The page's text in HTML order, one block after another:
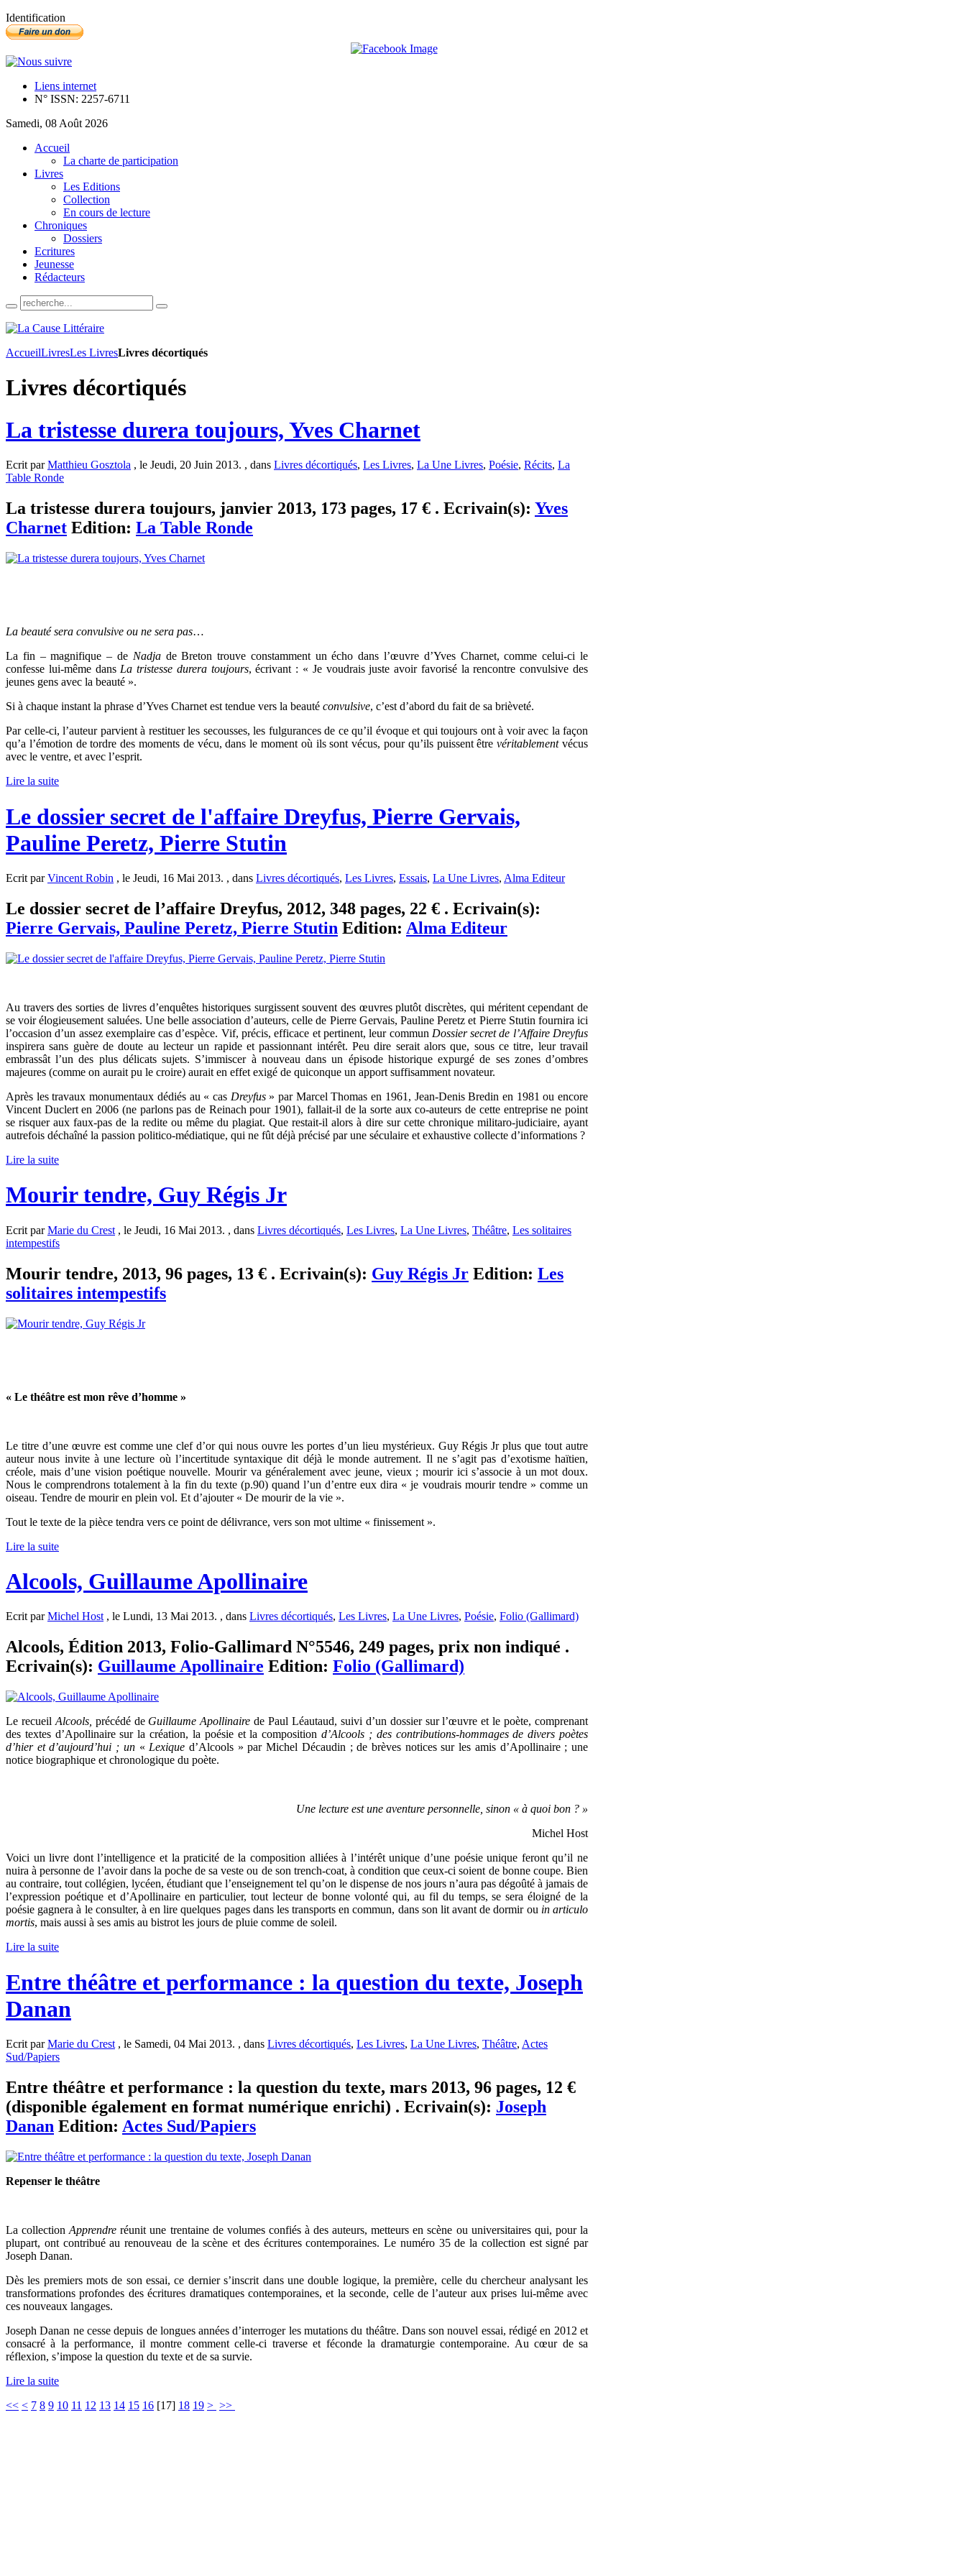
Identification
Liens internet
N° ISSN: 2257-6711
Samedi, 08 Août 2026
Accueil
La charte de participation
Livres
Les Editions
Collection
En cours de lecture
Chroniques
Dossiers
Ecritures
Jeunesse
Rédacteurs
AccueilLivresLes LivresLivres décortiqués
Livres décortiqués
La tristesse durera toujours, Yves Charnet
Ecrit parMatthieu Gosztola , le Jeudi, 20 Juin 2013. , dans Livres décortiqués, Les Livres, La Une Livres, Poésie, Récits, La
Table Ronde
La tristesse durera toujours, janvier 2013, 173 pages, 17 € . Ecrivain(s): Yves
Charnet Edition: La Table Ronde
La beauté sera convulsive ou ne sera pas…
La fin – magnifique – de Nadja de Breton trouve constamment un écho dans l’œuvre d’Yves Charnet, comme celui-ci le
confesse lui-même dans La tristesse durera toujours, écrivant : « Je voudrais juste avoir favorisé la rencontre convulsive des
jeunes gens avec la beauté ».
Si à chaque instant la phrase d’Yves Charnet est tendue vers la beauté convulsive, c’est d’abord du fait de sa brièveté.
Par celle-ci, l’auteur parvient à restituer les secousses, les fulgurances de ce qu’il évoque et qui toujours ont à voir avec la façon
qu’a l’émotion de tordre des moments de vécu, dans le moment où ils sont vécus, pour qu’ils puissent êtrevéritablementvécus
avec le ventre, et avec l’esprit.
Lire la suite
Le dossier secret de l'affaire Dreyfus, Pierre Gervais,
Pauline Peretz, Pierre Stutin
Ecrit parVincent Robin , le Jeudi, 16 Mai 2013. , dans Livres décortiqués, Les Livres, Essais, La Une Livres, Alma Editeur
Le dossier secret de l’affaire Dreyfus, 2012, 348 pages, 22 € . Ecrivain(s):
Pierre Gervais, Pauline Peretz, Pierre Stutin Edition: Alma Editeur
Au travers des sorties de livres d’enquêtes historiques surgissent souvent des œuvres plutôt discrètes, qui méritent cependant de
se voir élogieusement saluées. Une belle association d’auteurs, celle de Pierre Gervais, Pauline Peretz et Pierre Stutin fournira ici
l’occasion d’un assez exemplaire cas d’espèce. Vif, précis, efficace et pertinent, leur commun Dossier secret de l’Affaire Dreyfus
inspirera sans guère de doute au lecteur un rapide et passionnant intérêt. Peu dire serait alors que, sous ce titre, leur travail
embrassât l’un des plus délicats sujets. S’immiscer à nouveau dans un épisode historique expurgé de ses zones d’ombres
majeures (comme on aurait pu le croire) aurait en effet exigé de quiconque un apport suffisamment novateur.
Après les travaux monumentaux dédiés au « cas Dreyfus» par Marcel Thomas en 1961, Jean-Denis Bredin en 1981 ou encore
Vincent Duclert en 2006 (ne parlons pas de Reinach pour 1901), fallait-il de la sorte aux co-auteurs de cette entreprise ne point
se risquer aux faux-pas de la redite ou même du plagiat. Que restait-il alors à dire sur cette chronique militaro-judiciaire, ayant
autrefois déchaîné la passion politico-médiatique, qui ne fût déjà précisé par une séculaire et exhaustive collecte d’informations ?
Lire la suite
Mourir tendre, Guy Régis Jr
Ecrit parMarie du Crest , le Jeudi, 16 Mai 2013. , dans Livres décortiqués, Les Livres, La Une Livres, Théâtre, Les solitaires
intempestifs
Mourir tendre, 2013, 96 pages, 13 € . Ecrivain(s): Guy Régis Jr Edition: Les
solitaires intempestifs
« Le théâtre est mon rêve d’homme »
Le titre d’une œuvre est comme une clef d’or qui nous ouvre les portes d’un lieu mystérieux. Guy Régis Jr plus que tout autre
auteur nous invite à une lecture où l’incertitude syntaxique dit déjà le monde autrement. Il ne s’agit pas d’exotisme haïtien,
créole, mais d’une vision poétique nouvelle. Mourir va généralement avec jeune, vieux ; mourir ici s’associe à un mot doux.
Nous le comprendrons totalement à la fin du texte (p.90) quand l’un d’entre eux dira « je voudrais mourir tendre » comme un
oiseau. Tendre de mourir en plein vol. Et d’ajouter « De mourir de la vie ».
Tout le texte de la pièce tendra vers ce point de délivrance, vers son mot ultime « finissement ».
Lire la suite
Alcools, Guillaume Apollinaire
Ecrit parMichel Host , le Lundi, 13 Mai 2013. , dans Livres décortiqués, Les Livres, La Une Livres, Poésie, Folio (Gallimard)
Alcools, Édition 2013, Folio-Gallimard N°5546, 249 pages, prix non indiqué .
Ecrivain(s): Guillaume Apollinaire Edition: Folio (Gallimard)
Le recueil Alcools, précédé de Guillaume Apollinairede Paul Léautaud, suivi d’un dossier sur l’œuvre et le poète, comprenant
des textes d’Apollinaire sur la création, la poésie et la compositiond’Alcools ; des contributions-hommages de divers poètes
d’hier et d’aujourd’hui ; un « Lexiqued’Alcools » par Michel Décaudin ; de brèves notices sur les amis d’Apollinaire ; une
notice biographique et chronologique du poète.
Une lecture est une aventure personnelle, sinon « à quoi bon ? »
Michel Host
Voici un livre dont l’intelligence et la praticité de la composition alliées à l’intérêt unique d’une poésie unique feront qu’il ne
nuira à personne de l’avoir dans la poche de sa veste ou de son trench-coat, à condition que ceux-ci soient de bonne coupe. Bien
au contraire, tout collégien, lycéen, étudiant que l’enseignement tel qu’on le dispense de nos jours n’aura pas dégoûté à jamais de
l’expression poétique et d’Apollinaire en particulier, tout lecteur de bonne volonté qui, au fil du temps, se sera éloigné de la
poésie gagnera à le consulter, à en lire quelques pages dans les transports en commun, dans son lit avant de dormir ou in articulo
mortis, mais aussi à ses amis au bistrot les jours de pluie comme de soleil.
Lire la suite
Entre théâtre et performance : la question du texte, Joseph
Danan
Ecrit parMarie du Crest , le Samedi, 04 Mai 2013. , dans Livres décortiqués, Les Livres, La Une Livres, Théâtre, Actes
Sud/Papiers
Entre théâtre et performance : la question du texte, mars 2013, 96 pages, 12 €
(disponible également en format numérique enrichi) . Ecrivain(s): Joseph
Danan Edition: Actes Sud/Papiers
Repenser le théâtre
La collectionApprendreréunit une trentaine de volumes confiés à des auteurs, metteurs en scène ou universitaires qui, pour la
plupart, ont contribué au renouveau de la scène et des écritures contemporaines. Le numéro 35 de la collection est signé par
Joseph Danan.
Dès les premiers mots de son essai, ce dernier s’inscrit dans une double logique, la première, celle du chercheur analysant les
transformations profondes des écritures dramatiques contemporaines, et la seconde, celle de l’auteur aux prises lui-même avec
ces nouveaux langages.
Joseph Danan ne cesse depuis de longues années d’interroger les mutations du théâtre. Dans son nouvel essai, rédigé en 2012 et
consacré à la performance, il montre comment celle-ci traverse et féconde la dramaturgie contemporaine. Au cœur de sa
réflexion, s’impose la question du texte et de sa survie.
Lire la suite
<< < 7 8 9 10 11 12 13 14 15 16 [17] 18 19 > >>